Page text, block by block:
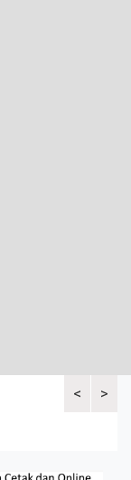
<
Untuk >